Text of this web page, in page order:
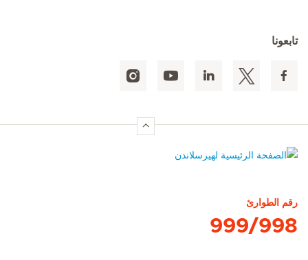
تابعونا
رقم الطوارئ
999/998